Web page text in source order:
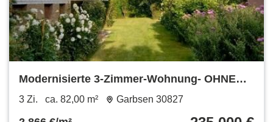
Modernisierte 3-Zimmer-Wohnung- OHNE
PROVISION
3 Zi. ca. 82,00 m² Garbsen 30827